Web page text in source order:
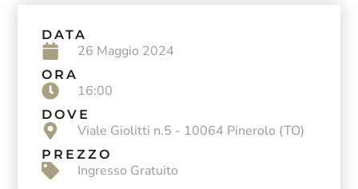
DATA
26 Maggio 2024
ORA
16:00
DOVE
Viale Giolitti n.5 - 10064 Pinerolo (TO)
PREZZO
Ingresso Gratuito